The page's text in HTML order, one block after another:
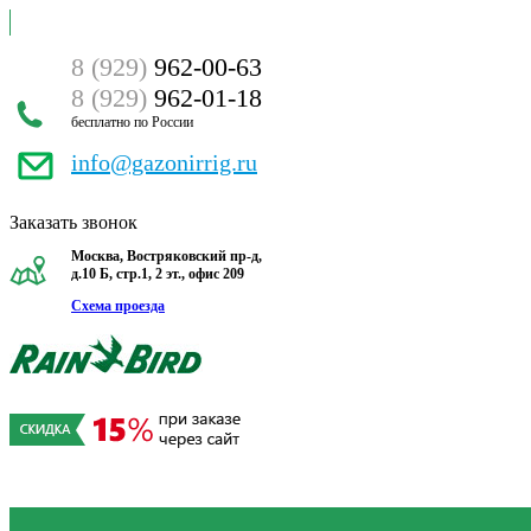
8 (929) 962-00-63
8 (929) 962-01-18
бесплатно по России
info@gazonirrig.ru
Заказать звонок
Москва, Востряковский пр-д,
д.10 Б, стр.1, 2 эт., офис 209
Схема проезда